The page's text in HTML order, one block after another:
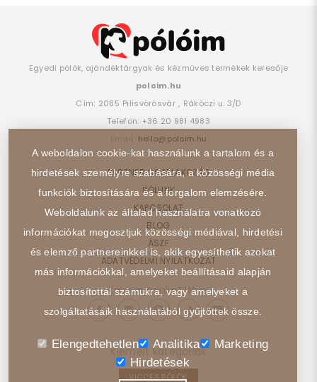
Egyedi pólók, ajándéktárgyak és kézműves termékek keresője
poloim.hu
Cím: 2085 Pilisvörösvár , Rákóczi u. 3/D
Telefon: +36 20 981 4983
hello@poloim.hu
PARTNER CSATLAKOZÁS
RÓLUNK
KAPCSOLAT
BLOG
ÁSZF
ADATVÉDELMI NYILATKOZAT
Kövess minket itt is:
Kiemelt kategóriák
VICCES PÓLÓK
A weboldalon cookie-kat használunk a tartalom és a
hirdetések személyre szabására, a közösségi média
funkciók biztosítására és a forgalom elemzésére.
Weboldalunk az általad használatra vonatkozó
információkat megosztjuk közösségi médiával, hirdetési
és elemző partnereinkkel is, akik egyesíthetik azokat
más információkkal, amelyeket beállításaid alapján
biztosítottál számukra, vagy amelyeket a
szolgáltatásaik használatából gyűjtöttek össze.
Elengedtehetlen Analitika
Marketing
Hirdetések